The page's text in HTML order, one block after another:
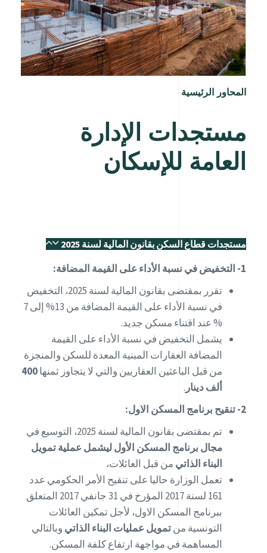
المحاور الرئيسية
مستجدات الإدارة
العامة للإسكان
مستجدات قطاع السكن بقانون المالية لسنة 2025
1- التخفيض في نسبة الأداء على القيمة المضافة:
تقرر بمقتضى بقانون المالية لسنة 2025، التخفيض
في نسبة الأداء على القيمة المضافة من 13% إلى 7
% عند اقتناء مسكن جديد.
يشمل التخفيض في نسبة الأداء على القيمة
المضافة العقارات المبنية المعدة للسكن والمنجزة
من قبل الباعثين العقاريين والتي لا يتجاوز ثمنها400
ألف دينار .
2- تنقيح برنامج المسكن الاول:
تم بمقتضى بقانون المالية لسنة 2025، التوسيع في
مجال برنامج المسكن الأول ليشمل عملية تمويل
البناء الذاتي من قبل العائلات،
تعمل الوزارة حاليا على تنقيح الأمر الحكومي عدد
161 لسنة 2017 المؤرخ في 31 جانفي 2017 المتعلق
ببرنامج المسكن الاول، لأجل تمكين العائلات
التونسية منتمويل عمليات البناء الذاتي وبالتالي
المساهمة في مواجهة ارتفاع كلفة المسكن.